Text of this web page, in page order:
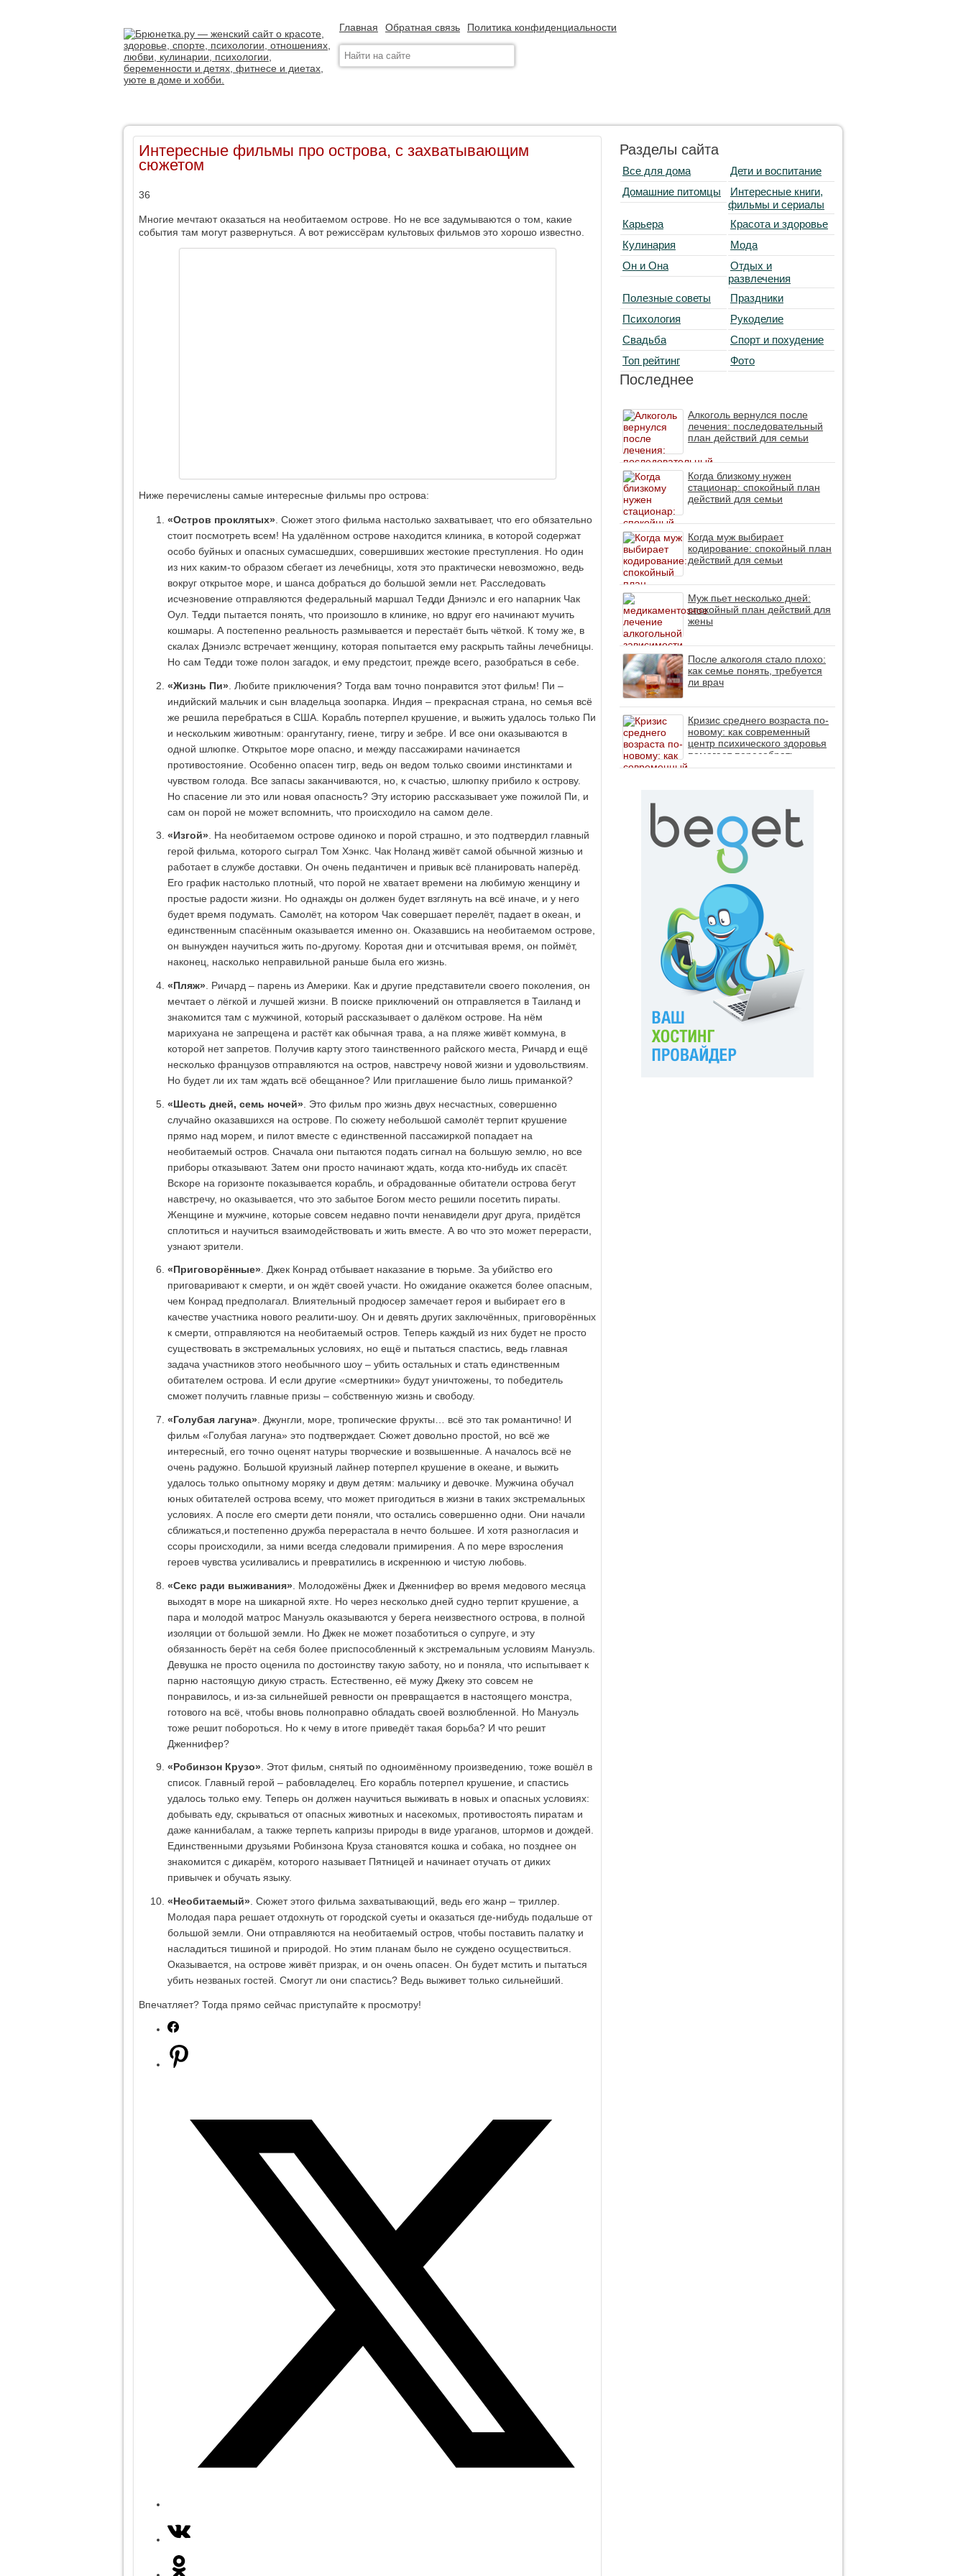
Главная Обратная связь Политика конфиденциальности
Интересные фильмы про острова, с захватывающим
сюжетом
36
Многие мечтают оказаться на необитаемом острове. Но не все задумываются о том, какие
события там могут развернуться. А вот режиссёрам культовых фильмов это хорошо известно.
Ниже перечислены самые интересные фильмы про острова:
«Остров проклятых» . Сюжет этого фильма настолько захватывает, что его обязательно
стоит посмотреть всем! На удалённом острове находится клиника, в которой содержат
особо буйных и опасных сумасшедших, совершивших жестокие преступления. Но один
из них каким-то образом сбегает из лечебницы, хотя это практически невозможно, ведь
вокруг открытое море, и шанса добраться до большой земли нет. Расследовать
исчезновение отправляются федеральный маршал Тедди Дэниэлс и его напарник Чак
Оул. Тедди пытается понять, что произошло в клинике, но вдруг его начинают мучить
кошмары. А постепенно реальность размывается и перестаёт быть чёткой. К тому же, в
скалах Дэниэлс встречает женщину, которая попытается ему раскрыть тайны лечебницы.
Но сам Тедди тоже полон загадок, и ему предстоит, прежде всего, разобраться в себе.
«Жизнь Пи» . Любите приключения? Тогда вам точно понравится этот фильм! Пи –
индийский мальчик и сын владельца зоопарка. Индия – прекрасная страна, но семья всё
же решила перебраться в США. Корабль потерпел крушение, и выжить удалось только Пи
и нескольким животным: орангутангу, гиене, тигру и зебре. И все они оказываются в
одной шлюпке. Открытое море опасно, и между пассажирами начинается
противостояние. Особенно опасен тигр, ведь он ведом только своими инстинктами и
чувством голода. Все запасы заканчиваются, но, к счастью, шлюпку прибило к острову.
Но спасение ли это или новая опасность? Эту историю рассказывает уже пожилой Пи, и
сам он порой не может вспомнить, что происходило на самом деле.
«Изгой». На необитаемом острове одиноко и порой страшно, и это подтвердил главный
герой фильма, которого сыграл Том Хэнкс. Чак Ноланд живёт самой обычной жизнью и
работает в службе доставки. Он очень педантичен и привык всё планировать наперёд.
Его график настолько плотный, что порой не хватает времени на любимую женщину и
простые радости жизни. Но однажды он должен будет взглянуть на всё иначе, и у него
будет время подумать. Самолёт, на котором Чак совершает перелёт, падает в океан, и
единственным спасённым оказывается именно он. Оказавшись на необитаемом острове,
он вынужден научиться жить по-другому. Коротая дни и отсчитывая время, он поймёт,
наконец, насколько неправильной раньше была его жизнь.
«Пляж» . Ричард – парень из Америки. Как и другие представители своего поколения, он
мечтает о лёгкой и лучшей жизни. В поиске приключений он отправляется в Таиланд и
знакомится там с мужчиной, который рассказывает о далёком острове. На нём
марихуана не запрещена и растёт как обычная трава, а на пляже живёт коммуна, в
которой нет запретов. Получив карту этого таинственного райского места, Ричард и ещё
несколько французов отправляются на остров, навстречу новой жизни и удовольствиям.
Но будет ли их там ждать всё обещанное? Или приглашение было лишь приманкой?
«Шесть дней, семь ночей» . Это фильм про жизнь двух несчастных, совершенно
случайно оказавшихся на острове. По сюжету небольшой самолёт терпит крушение
прямо над морем, и пилот вместе с единственной пассажиркой попадает на
необитаемый остров. Сначала они пытаются подать сигнал на большую землю, но все
приборы отказывают. Затем они просто начинают ждать, когда кто-нибудь их спасёт.
Вскоре на горизонте показывается корабль, и обрадованные обитатели острова бегут
навстречу, но оказывается, что это забытое Богом место решили посетить пираты.
Женщине и мужчине, которые совсем недавно почти ненавидели друг друга, придётся
сплотиться и научиться взаимодействовать и жить вместе. А во что это может перерасти,
узнают зрители.
«Приговорённые». Джек Конрад отбывает наказание в тюрьме. За убийство его
приговаривают к смерти, и он ждёт своей участи. Но ожидание окажется более опасным,
чем Конрад предполагал. Влиятельный продюсер замечает героя и выбирает его в
качестве участника нового реалити-шоу. Он и девять других заключённых, приговорённых
к смерти, отправляются на необитаемый остров. Теперь каждый из них будет не просто
существовать в экстремальных условиях, но ещё и пытаться спастись, ведь главная
задача участников этого необычного шоу – убить остальных и стать единственным
обитателем острова. И если другие «смертники» будут уничтожены, то победитель
сможет получить главные призы – собственную жизнь и свободу.
«Голубая лагуна» . Джунгли, море, тропические фрукты… всё это так романтично! И
фильм «Голубая лагуна» это подтверждает. Сюжет довольно простой, но всё же
интересный, его точно оценят натуры творческие и возвышенные. А началось всё не
очень радужно. Большой круизный лайнер потерпел крушение в океане, и выжить
удалось только опытному моряку и двум детям: мальчику и девочке. Мужчина обучал
юных обитателей острова всему, что может пригодиться в жизни в таких экстремальных
условиях. А после его смерти дети поняли, что остались совершенно одни. Они начали
сближаться,и постепенно дружба перерастала в нечто большее. И хотя разногласия и
ссоры происходили, за ними всегда следовали примирения. А по мере взросления
героев чувства усиливались и превратились в искреннюю и чистую любовь.
«Секс ради выживания» . Молодожёны Джек и Дженнифер во время медового месяца
выходят в море на шикарной яхте. Но через несколько дней судно терпит крушение, а
пара и молодой матрос Мануэль оказываются у берега неизвестного острова, в полной
изоляции от большой земли. Но Джек не может позаботиться о супруге, и эту
обязанность берёт на себя более приспособленный к экстремальным условиям Мануэль.
Девушка не просто оценила по достоинству такую заботу, но и поняла, что испытывает к
парню настоящую дикую страсть. Естественно, её мужу Джеку это совсем не
понравилось, и из-за сильнейшей ревности он превращается в настоящего монстра,
готового на всё, чтобы вновь полноправно обладать своей возлюбленной. Но Мануэль
тоже решит побороться. Но к чему в итоге приведёт такая борьба? И что решит
Дженнифер?
«Робинзон Крузо». Этот фильм, снятый по одноимённому произведению, тоже вошёл в
список. Главный герой – рабовладелец. Его корабль потерпел крушение, и спастись
удалось только ему. Теперь он должен научиться выживать в новых и опасных условиях:
добывать еду, скрываться от опасных животных и насекомых, противостоять пиратам и
даже каннибалам, а также терпеть капризы природы в виде ураганов, штормов и дождей.
Единственными друзьями Робинзона Круза становятся кошка и собака, но позднее он
знакомится с дикарём, которого называет Пятницей и начинает отучать от диких
привычек и обучать языку.
«Необитаемый» . Сюжет этого фильма захватывающий, ведь его жанр – триллер.
Молодая пара решает отдохнуть от городской суеты и оказаться где-нибудь подальше от
большой земли. Они отправляются на необитаемый остров, чтобы поставить палатку и
насладиться тишиной и природой. Но этим планам было не суждено осуществиться.
Оказывается, на острове живёт призрак, и он очень опасен. Он будет мстить и пытаться
убить незваных гостей. Смогут ли они спастись? Ведь выживет только сильнейший.
Впечатляет? Тогда прямо сейчас приступайте к просмотру!
Разделы сайта
Все для дома
Дети и воспитание
Домашние питомцы
Интересные книги,
фильмы и сериалы
Карьера
Красота и здоровье
Кулинария
Мода
Он и Она
Отдых и
развлечения
Полезные советы
Праздники
Психология
Рукоделие
Свадьба
Спорт и похудение
Топ рейтинг
Фото
Последнее
Алкоголь вернулся после
лечения: последовательный
план действий для семьи
Когда близкому нужен
стационар: спокойный план
действий для семьи
Когда муж выбирает
кодирование: спокойный план
действий для семьи
Муж пьет несколько дней:
спокойный план действий для
жены
После алкоголя стало плохо:
как семье понять, требуется
ли врач
Кризис среднего возраста по-
новому: как современный
центр психического здоровья
помогает пересобрать
личность без таблеток (методы